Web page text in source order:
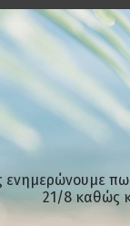
Ιπποδύναμη (HP)
Μέγιστη
Όγκος (m3)
Πόρτες
ενημερώνουμε
21/8 καθώς